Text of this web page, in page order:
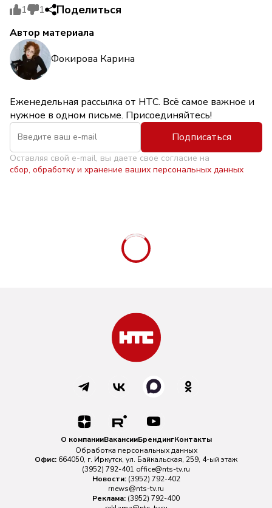
1 1 Поделиться
Автор материала
Фокирова Карина
Еженедельная рассылка от НТС. Всё самое важное и
нужное в одном письме. Присоединяйтесь!
Подписаться
Оставляя свой e-mail, вы даете свое согласие на
сбор, обработку и хранение ваших персональных данных
О компанииВакансииБрендингКонтакты
Обработка персональных данных
Офис: 664050, г. Иркутск, ул. Байкальская, 259, 4-ый этаж
(3952) 792-401 office@nts-tv.ru
Новости: (3952) 792-402
rnews@nts-tv.ru
Реклама: (3952) 792-400